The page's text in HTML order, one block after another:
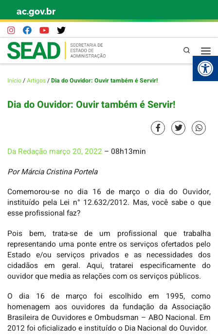
Skip to content
ac.gov.br
Pesquisa
Início/Artigos/Dia do Ouvidor: Ouvir também é Servir!
Dia do Ouvidor: Ouvir também é Servir!
Da Redação março 20, 2022 – 08h13min
Por Márcia Cristina Portela
Comemorou-se no dia 16 de março o dia do Ouvidor,
instituído pela Lei n° 12.632/2012. Mas, você sabe o que
esse profissional faz?
Pois bem, trata-se de um profissional que trabalha
representando uma ponte entre os serviços ofertados pelo
Estado e/ou serviços privados e as necessidades dos
cidadãos em geral. Aqui, tratarei especificamente do
ouvidor que media as relações com os serviços públicos.
O dia 16 de março foi escolhido em 1995, como
homenagem aos ouvidores da fundação da Associação
Brasileira de Ouvidores e Ombudsman – ABO Nacional. Em
2012 foi oficializado e instituído o Dia Nacional do Ouvidor.